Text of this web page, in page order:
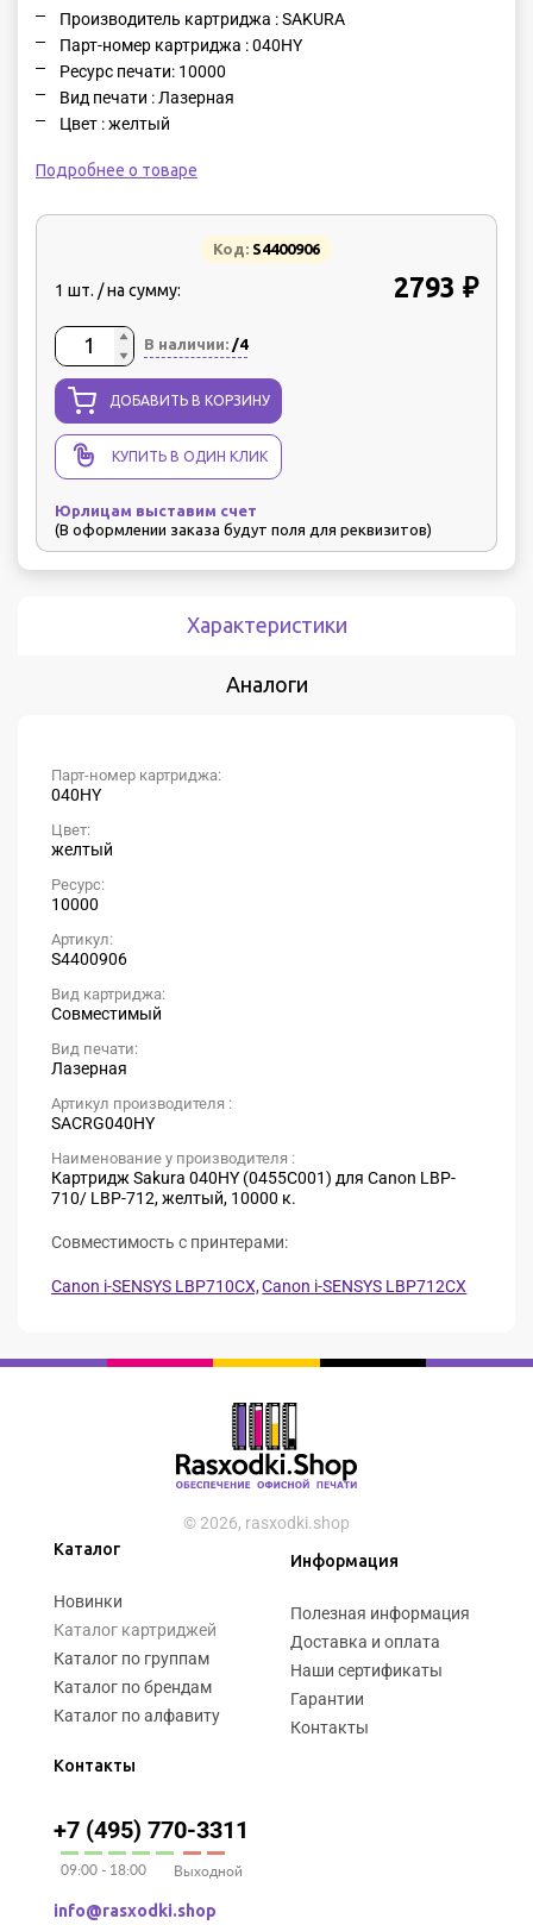
Производитель картриджа : SAKURA
Парт-номер картриджа : 040HY
Ресурс печати: 10000
Вид печати : Лазерная
Цвет : желтый
Подробнее о товаре
Код: S4400906
1 шт. / на сумму: 2793 ₽
В наличии: /4
ДОБАВИТЬ В КОРЗИНУ
КУПИТЬ В ОДИН КЛИК
Юрлицам выставим счет
(В оформлении заказа будут поля для реквизитов)
Характеристики
Аналоги
Парт-номер картриджа:
040HY
Цвет:
желтый
Ресурс:
10000
Артикул:
S4400906
Вид картриджа:
Совместимый
Вид печати:
Лазерная
Артикул производителя :
SACRG040HY
Наименование у производителя :
Картридж Sakura 040HY (0455C001) для Canon LBP-
710/ LBP-712, желтый, 10000 к.
Совместимость с принтерами:
Canon i-SENSYS LBP710CX,Canon i-SENSYS LBP712CX
© 2026, rasxodki.shop
Каталог
Новинки
Каталог картриджей
Каталог по группам
Каталог по брендам
Каталог по алфавиту
Информация
Полезная информация
Доставка и оплата
Наши сертификаты
Гарантии
Контакты
Контакты
+7 (495) 770-3311
09:00 - 18:00 Выходной
info@rasxodki.shop